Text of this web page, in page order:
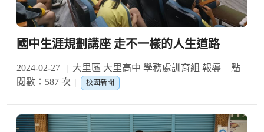
國中生涯規劃講座 走不一樣的人生道路
2024-02-27 大里區 大里高中 學務處訓育組 報導
點
閱數：587 次
校園新聞